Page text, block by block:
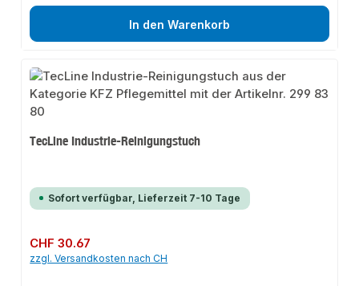
In den Warenkorb
TecLine Industrie-Reinigungstuch
Sofort verfügbar, Lieferzeit 7-10 Tage
Regulärer Preis:
CHF 30.67
zzgl. Versandkosten nach CH